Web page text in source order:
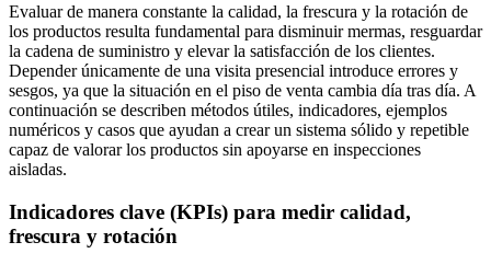
Evaluar de manera constante la calidad, la frescura y la rotación de
los productos resulta fundamental para disminuir mermas, resguardar
la cadena de suministro y elevar la satisfacción de los clientes.
Depender únicamente de una visita presencial introduce errores y
sesgos, ya que la situación en el piso de venta cambia día tras día. A
continuación se describen métodos útiles, indicadores, ejemplos
numéricos y casos que ayudan a crear un sistema sólido y repetible
capaz de valorar los productos sin apoyarse en inspecciones
aisladas.
Indicadores clave (KPIs) para medir calidad,
frescura y rotación